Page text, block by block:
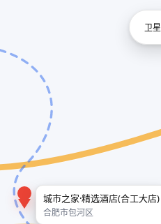
城市之家·精选酒店(合工大店)
合肥市包河区
卫星